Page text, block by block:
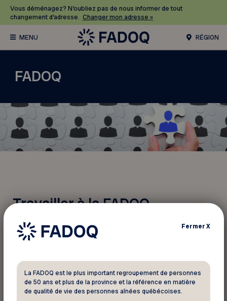
Vous déménagez? N’oubliez pas de nous informer de tout
changement d’adresse. Changer mon adresse »
RÉGION
FADOQ
Travailler à la FADOQ
FermerX
La FADOQ est le plus important regroupement de personnes
de 50 ans et plus de la province et la référence en matière
de qualité de vie des personnes aînées québécoises.